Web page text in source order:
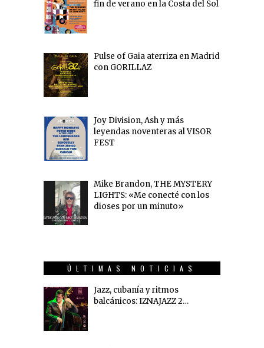
fin de verano en la Costa del Sol
Pulse of Gaia aterriza en Madrid
con GORILLAZ
Joy Division, Ash y más
leyendas noventeras al VISOR
FEST
Mike Brandon, THE MYSTERY
LIGHTS: «Me conecté con los
dioses por un minuto»
ÚLTIMAS NOTICIAS
Jazz, cubanía y ritmos
balcánicos: IZNAJAZZ 2…